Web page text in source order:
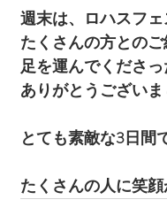
週末は、ロハスフ
たくさんの方との
足を運んでくださ
ありがとうござい
とても素敵な3日間
たくさんの人に笑顔